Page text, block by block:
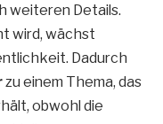
weiteren Details.
wird, wächst
Dadurch
zu einem Thema, das
obwohl die